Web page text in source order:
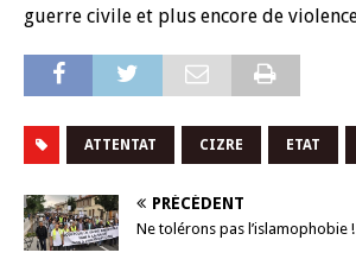
guerre civile et plus encore de violence
ATTENTAT CIZRE ETAT
PRÉCÉDENT
Ne tolérons pas l’islamophobie !